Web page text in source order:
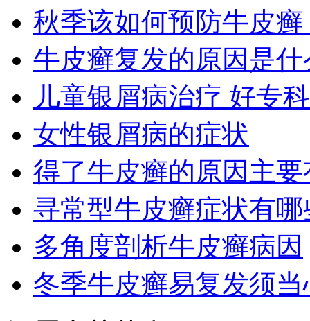
秋季该如何预防牛皮癣
牛皮癣复发的原因是什
儿童银屑病治疗 好专
女性银屑病的症状
得了牛皮癣的原因主要
寻常型牛皮癣症状有哪
多角度剖析牛皮癣病因
冬季牛皮癣易复发须当